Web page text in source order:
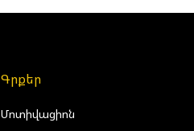
Գրքեր
Մոտիվացիոն